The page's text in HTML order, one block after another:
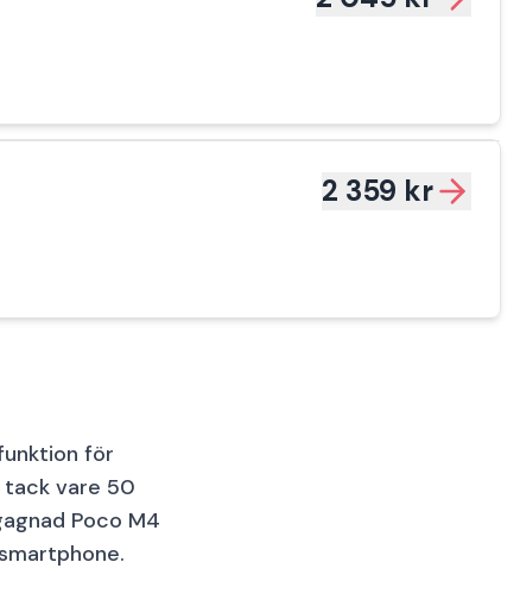
2 359 kr
för
tack vare 50
Poco M4